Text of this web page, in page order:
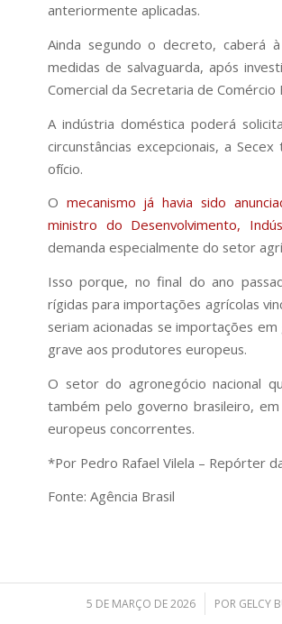
anteriormente aplicadas.
Ainda segundo o decreto, caberá
medidas de salvaguarda, após
Comercial da Secretaria de
A indústria doméstica poderá
circunstâncias excepcionais, a
ofício.
O mecanismo já havia sido
ministro do Desenvolvimento,
demanda especialmente do setor
Isso porque, no final do ano
rígidas para importações agrícolas
seriam acionadas se importações
grave aos produtores europeus.
O setor do agronegócio nacional
também pelo governo brasileiro,
europeus concorrentes.
*Por Pedro Rafael Vilela – Repórter
Fonte: Agência Brasil
5 DE MARÇO DE 2026
/ POR GELCY